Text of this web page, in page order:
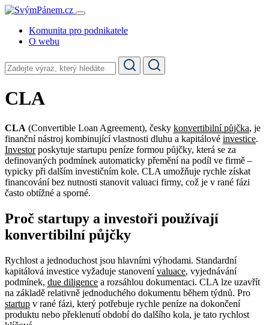
Komunita pro podnikatele
O webu
CLA
CLA (Convertible Loan Agreement), česky konvertibilní půjčka, je
finanční nástroj kombinující vlastnosti dluhu a kapitálové investice.
Investorposkytuje startupu peníze formou půjčky, která se za
definovaných podmínek automaticky přemění na podíl ve firmě –
typicky při dalším investičním kole. CLA umožňuje rychle získat
financování bez nutnosti stanovit valuaci firmy, což je v rané fázi
často obtížné a sporné.
Proč startupy a investoři používají
konvertibilní půjčky
Rychlost a jednoduchost jsou hlavními výhodami. Standardní
kapitálová investice vyžaduje stanovenívaluace, vyjednávání
podmínek, due diligence a rozsáhlou dokumentaci. CLA lze uzavřít
na základě relativně jednoduchého dokumentu během týdnů. Pro
startup v rané fázi, který potřebuje rychle peníze na dokončení
produktu nebo překlenutí období do dalšího kola, je tato rychlost